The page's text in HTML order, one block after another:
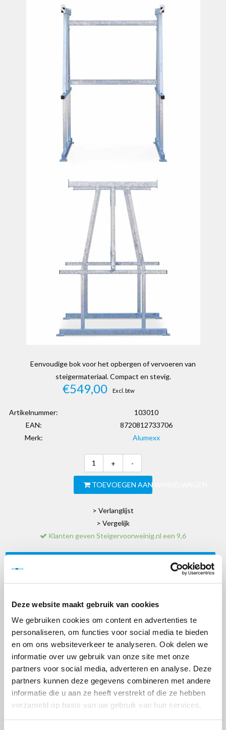
Deze website maakt gebruik van cookies
We gebruiken cookies om content en advertenties te
personaliseren, om functies voor social media te bieden
en om ons websiteverkeer te analyseren. Ook delen we
informatie over uw gebruik van onze site met onze
partners voor social media, adverteren en analyse. Deze
partners kunnen deze gegevens combineren met andere
informatie die u aan ze heeft verstrekt of die ze hebben
verzameld op basis van uw gebruik van hun services.
Eenvoudige bok voor het opbergen of vervoeren van
steigermateriaal. Compact en stevig.
€549,00 Excl. btw
Artikelnummer:
103010
EAN:
8720812733706
Merk:
Alumexx
+ -
TOEVOEGEN AAN WINKELWAGEN
> Verlanglijst
> Vergelijk
Klanten geven Steigervoorweinig.nl een 9,6
Basic Steigerbok
Met deze Basic steigerbok vervoer je je rolsteiger overzichtelijk en
veilig. Alle onderdelen passen op de bok: platformen, frames,
schoren, kantplanken en leuningen. Alleen de wielen vervoer je
los. Ideaal voor wie zelf al een aanhanger heeft of de bok wil
gebruiken voor opslag op locatie.
De bok is gemaakt van staal en neemt weinig ruimte in beslag. Een